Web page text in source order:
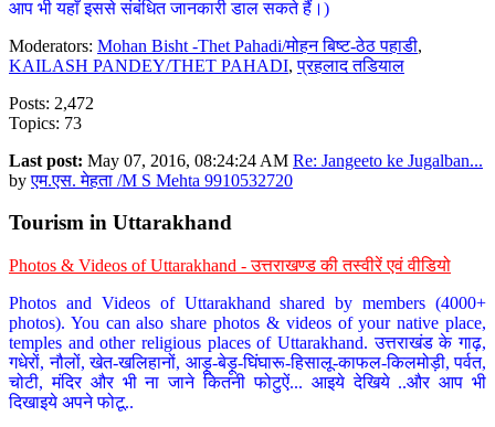
आप भी यहाँ इससे संबंधित जानकारी डाल सकते हैं।)
Moderators: Mohan Bisht -Thet Pahadi/मोहन बिष्ट-ठेठ पहाडी,
KAILASH PANDEY/THET PAHADI,प्रहलाद तडियाल
Posts: 2,472
Topics: 73
Last post: May 07, 2016, 08:24:24 AM Re: Jangeeto ke Jugalban...
byएम.एस. मेहता /M S Mehta 9910532720
Tourism in Uttarakhand
Photos & Videos of Uttarakhand - उत्तराखण्ड की तस्वीरें एवं वीडियो
Photos and Videos of Uttarakhand shared by members (4000+
photos). You can also share photos & videos of your native place,
temples and other religious places of Uttarakhand. उत्तराखंड के गाढ़,
गधेरों, नौलों, खेत-खलिहानों, आड़ू-बेड़ू-घिंघारू-हिसालू-काफल-किलमोड़ी, पर्वत,
चोटी, मंदिर और भी ना जाने कितनी फोटुऐं... आइये देखिये ..और आप भी
दिखाइये अपने फोटू..